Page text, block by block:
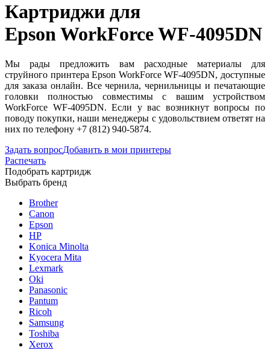
Картриджи для
Epson WorkForce WF-4095DN
Мы рады предложить вам расходные материалы для
струйного принтера Epson WorkForce WF-4095DN, доступные
для заказа онлайн. Все чернила, чернильницы и печатающие
головки полностью совместимы с вашим устройством
WorkForce WF-4095DN. Если у вас возникнут вопросы по
поводу покупки, наши менеджеры с удовольствием ответят на
них по телефону +7 (812) 940-5874.
Задать вопросДобавить в мои принтеры
Распечать
Подобрать картридж
Выбрать бренд
Brother
Canon
Epson
HP
Konica Minolta
Kyocera Mita
Lexmark
Oki
Panasonic
Pantum
Ricoh
Samsung
Toshiba
Xerox